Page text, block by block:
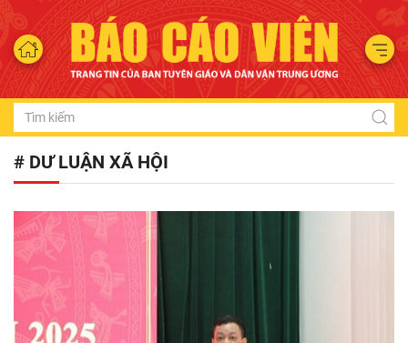
# DƯ LUẬN XÃ HỘI